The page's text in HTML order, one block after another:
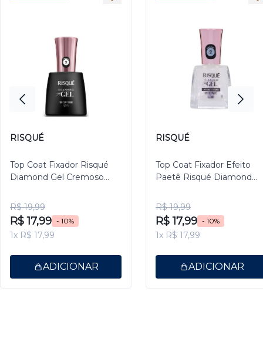
RISQUÉ
Top Coat Fixador Risqué
Diamond Gel Cremoso
R$ 19,99
R$ 17,99 - 10%
1x R$ 17,99
ADICIONAR
RISQUÉ
Top Coat Fixador Efeito
Paetê Risqué Diamond
R$ 19,99
R$ 17,99 - 10%
1x R$ 17,99
ADICIONAR